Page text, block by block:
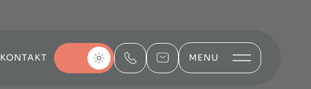
KONTAKT MENU